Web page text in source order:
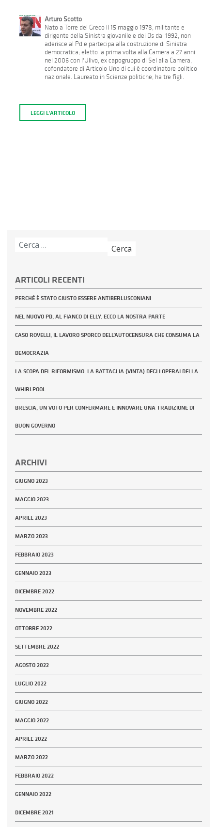
Arturo Scotto
Nato a Torre del Greco il 15 maggio 1978, militante e
dirigente della Sinistra giovanile e dei Ds dal 1992, non
aderisce al Pd e partecipa alla costruzione di Sinistra
democratica; eletto la prima volta alla Camera a 27 anni
nel 2006 con l'Ulivo, ex capogruppo di Sel alla Camera,
cofondatore di Articolo Uno di cui è coordinatore politico
nazionale. Laureato in Scienze politiche, ha tre figli.
LEGGI L'ARTICOLO
Ricerca
ARTICOLI RECENTI
PERCHÉ È STATO GIUSTO ESSERE ANTIBERLUSCONIANI
NEL NUOVO PD, AL FIANCO DI ELLY. ECCO LA NOSTRA PARTE
CASO ROVELLI, IL LAVORO SPORCO DELL’AUTOCENSURA CHE CONSUMA LA
DEMOCRAZIA
LA SCOPA DEL RIFORMISMO. LA BATTAGLIA (VINTA) DEGLI OPERAI DELLA
WHIRLPOOL
BRESCIA, UN VOTO PER CONFERMARE E INNOVARE UNA TRADIZIONE DI
BUON GOVERNO
ARCHIVI
GIUGNO 2023
MAGGIO 2023
APRILE 2023
MARZO 2023
FEBBRAIO 2023
GENNAIO 2023
DICEMBRE 2022
NOVEMBRE 2022
OTTOBRE 2022
SETTEMBRE 2022
AGOSTO 2022
LUGLIO 2022
GIUGNO 2022
MAGGIO 2022
APRILE 2022
MARZO 2022
FEBBRAIO 2022
GENNAIO 2022
DICEMBRE 2021